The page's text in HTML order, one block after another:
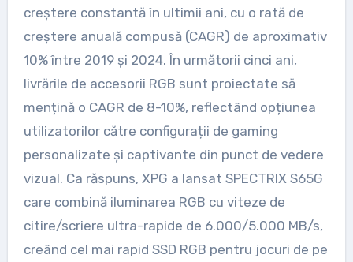
creștere constantă în ultimii ani, cu o rată de
creștere anuală compusă (CAGR) de aproximativ
10% între 2019 și 2024. În următorii cinci ani,
livrările de accesorii RGB sunt proiectate să
mențină o CAGR de 8-10%, reflectând opțiunea
utilizatorilor către configurații de gaming
personalizate și captivante din punct de vedere
vizual. Ca răspuns, XPG a lansat SPECTRIX S65G
care combină iluminarea RGB cu viteze de
citire/scriere ultra-rapide de 6.000/5.000 MB/s,
creând cel mai rapid SSD RGB pentru jocuri de pe